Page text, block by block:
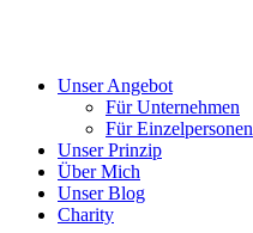
Unser Angebot
Für Unternehmen
Für Einzelpersonen
Unser Prinzip
Über Mich
Unser Blog
Charity